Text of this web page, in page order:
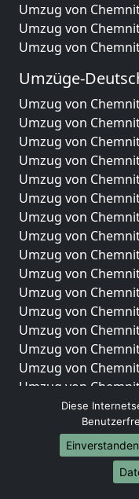
Umzug von
Umzug von
Umzug von
Umzüge-
Umzug von
Umzug von
Umzug von
Umzug von
Umzug von
Umzug von
Umzug von
Umzug von
Umzug von
Umzug von
Umzug von
Umzug von
Umzug von
Umzug von
Umzug von
Umzug von
Umzug von
Umzug von
Umzug von
Umzug von
Diese
Einverstanden